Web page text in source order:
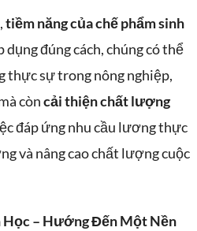
tiềm năng của chế phẩm sinh
dụng đúng cách, chúng có thể
thực sự trong nông nghiệp,
còncải thiện chất lượng
đáp ứng nhu cầu lương thực
và nâng cao chất lượng cuộc
Học – Hướng Đến Một Nền